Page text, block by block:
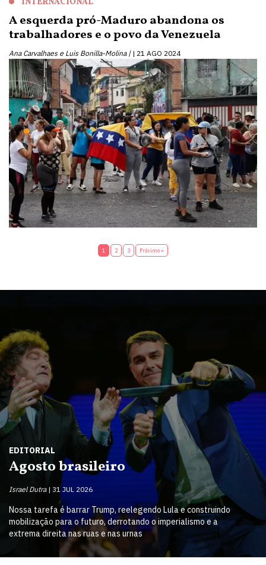
INTERNACIONAL
A esquerda pró-Maduro abandona os
trabalhadores e o povo da Venezuela
Ana Carvalhaes e Luis Bonilla-Molina | 21 AGO 2024
1 2 3 Próximo »
EDITORIAL
Agosto brasileiro
Israel Dutra 31 JUL 2026
Nossa tarefa é barrar Trump, reelegendo Lula e construindo
mobilização para o futuro, derrotando o imperialismo e a
extrema direita nas ruas e nas urnas